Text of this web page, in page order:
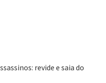
revide e saia do